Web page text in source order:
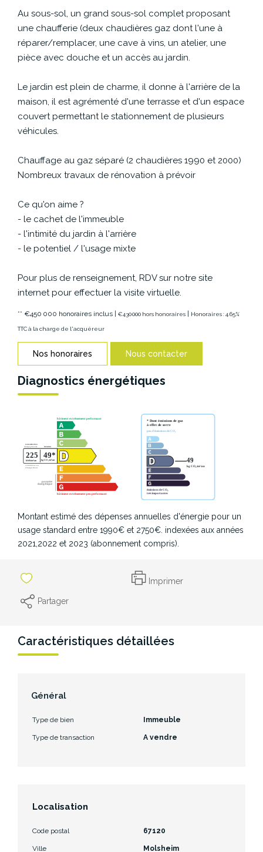
Au sous-sol, un grand sous-sol complet proposant
une chaufferie (deux chaudières gaz dont l'une à
réparer/remplacer, une cave à vins, un atelier, une
pièce avec douche et un accès au jardin.
Le jardin est plein de charme, il donne à l'arrière de la
maison, il est agrémenté d'une terrasse et d'un espace
couvert permettant le stationnement de plusieurs
véhicules.
Chauffage au gaz séparé (2 chaudières 1990 et 2000)
Nombreux travaux de rénovation à prévoir
Ce qu'on aime ?
- le cachet de l'immeuble
- l'intimité du jardin à l'arrière
- le potentiel / l'usage mixte
Pour plus de renseignement, RDV sur notre site
internet pour effectuer la visite virtuelle.
** €450 000 honoraires inclus | €430 000 hors honoraires | Honoraires : 4.65%
TTC à la charge de l'acquéreur
Nos honoraires Nous contacter
Diagnostics énergétiques
Montant estimé des dépenses annuelles d'énergie pour un
usage standard entre 1990€ et 2750€. indexées aux années
2021,2022 et 2023 (abonnement compris).
Imprimer
Partager
Caractéristiques détaillées
Général
Type de bien Immeuble
Type de transaction A vendre
Localisation
Code postal 67120
Ville Molsheim